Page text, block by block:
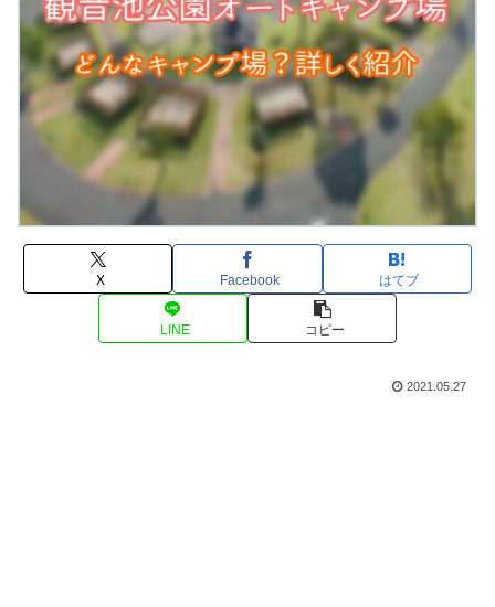
X Facebook はてブ
LINE コピー
2021.05.27